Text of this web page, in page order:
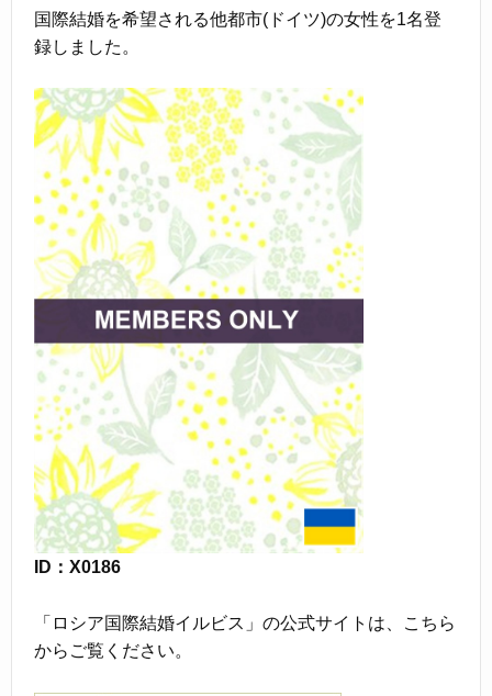
国際結婚を希望される他都市(ドイツ)の女性を1名登
録しました。
ID：X0186
「ロシア国際結婚イルビス」の公式サイトは、こちら
からご覧ください。